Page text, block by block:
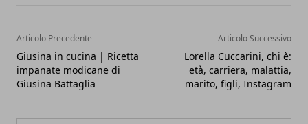
Articolo Precedente
Giusina in cucina | Ricetta
impanate modicane di
Giusina Battaglia
Articolo Successivo
Lorella Cuccarini, chi è:
età, carriera, malattia,
marito, figli, Instagram